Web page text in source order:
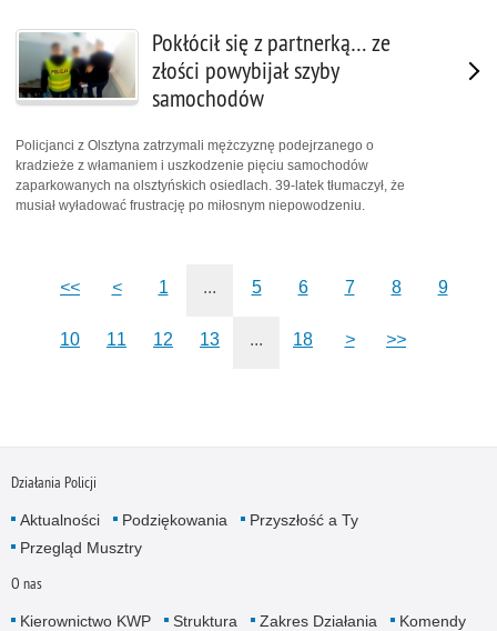
Pokłócił się z partnerką… ze
złości powybijał szyby
samochodów
Policjanci z Olsztyna zatrzymali mężczyznę podejrzanego o
kradzieże z włamaniem i uszkodzenie pięciu samochodów
zaparkowanych na olsztyńskich osiedlach. 39-latek tłumaczył, że
musiał wyładować frustrację po miłosnym niepowodzeniu.
<< < 1 ... 5 6 7 8 9
10 11 12 13 ... 18 > >>
Działania Policji
Aktualności Podziękowania
Przyszłość a Ty
Przegląd Musztry
O nas
Kierownictwo KWP Struktura Zakres Działania
Komendy